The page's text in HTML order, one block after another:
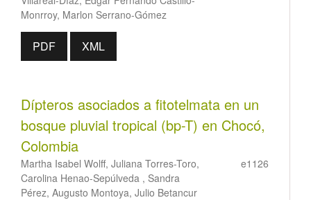
Monrroy, Marlon Serrano-Gómez
PDF XML
Dípteros asociados a fitotelmata en un
bosque pluvial tropical (bp-T) en Chocó,
Colombia
Martha Isabel Wolff, Juliana Torres-Toro,
Carolina Henao-Sepúlveda , Sandra
Pérez, Augusto Montoya, Julio Betancur
e1126